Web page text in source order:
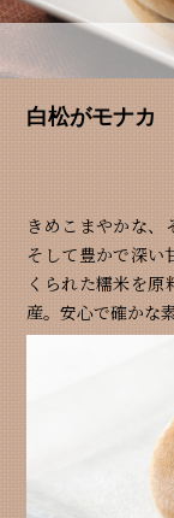
白松がモナカ
きめこまやかな、
そして豊かで深い
くられた糯米を
産。安心で確かな